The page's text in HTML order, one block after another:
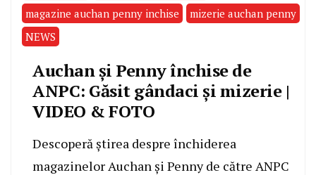
magazine auchan penny inchise
mizerie auchan penny
NEWS
Auchan și Penny închise de
ANPC: Găsit gândaci și mizerie |
VIDEO & FOTO
Descoperă știrea despre închiderea
magazinelor Auchan și Penny de către ANPC